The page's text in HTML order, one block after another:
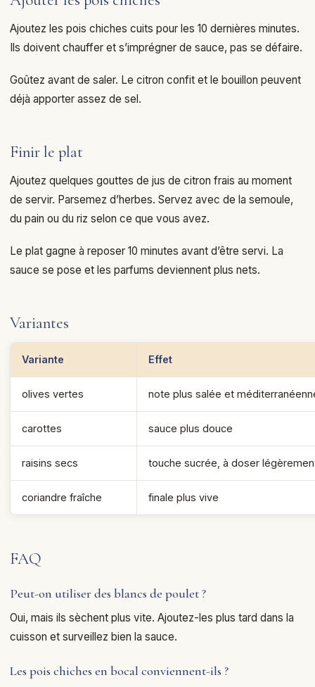
Ajoutez les pois chiches cuits pour les 10 dernières minutes.
Ils doivent chauffer et s’imprégner de sauce, pas se défaire.
Goûtez avant de saler. Le citron confit et le bouillon peuvent
déjà apporter assez de sel.
Finir le plat
Ajoutez quelques gouttes de jus de citron frais au moment
de servir. Parsemez d’herbes. Servez avec de la semoule,
du pain ou du riz selon ce que vous avez.
Le plat gagne à reposer 10 minutes avant d’être servi. La
sauce se pose et les parfums deviennent plus nets.
Variantes
Variante Effet
olives vertes note plus salée et
carottes sauce plus douce
raisins secs touche sucrée, à doser
coriandre fraîche finale plus vive
FAQ
Peut-on utiliser des blancs de poulet ?
Oui, mais ils sèchent plus vite. Ajoutez-les plus tard dans la
cuisson et surveillez bien la sauce.
Les pois chiches en bocal conviennent-ils ?